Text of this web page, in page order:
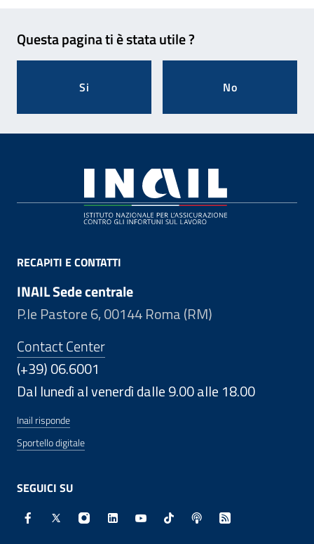
Questa pagina ti è stata utile ?
Si No
RECAPITI E CONTATTI
INAIL Sede centrale
P.le Pastore 6, 00144 Roma (RM)
Contact Center
(+39) 06.6001
Dal lunedì al venerdì dalle 9.00 alle 18.00
Inail risponde
Sportello digitale
SEGUICI SU
Facebook - Sito esterno - Apertura in nuova finestra
X - Sito esterno - Apertura in nuova finestra
Instagram - Sito esterno - Apertura in
Linkedin - Sito esterno - Apertura in
Youtube - Sito esterno -
TikTok - Sito esterno -
Spreaker - Sito
Feed RSS -